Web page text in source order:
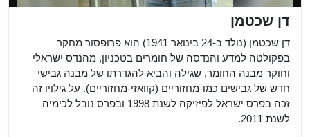
דן שכטמן
דן שכטמן (נולד ב-24 בינואר 1941) הוא פרופסור מחקר
בפקולטה למדע והנדסה של חומרים בטכניון, מהנדס ישראלי
וחוקר מבנה החומר, שגילה והביא להגדרתו של מבנה גבישי
חדש של גבישים כמו-מחזוריים (קוואזי-מחזוריים). על גילויו זה
זכה בפרס ישראל לפיזיקה לשנת 1998 ובפרס נובל לכימיה
לשנת 2011.